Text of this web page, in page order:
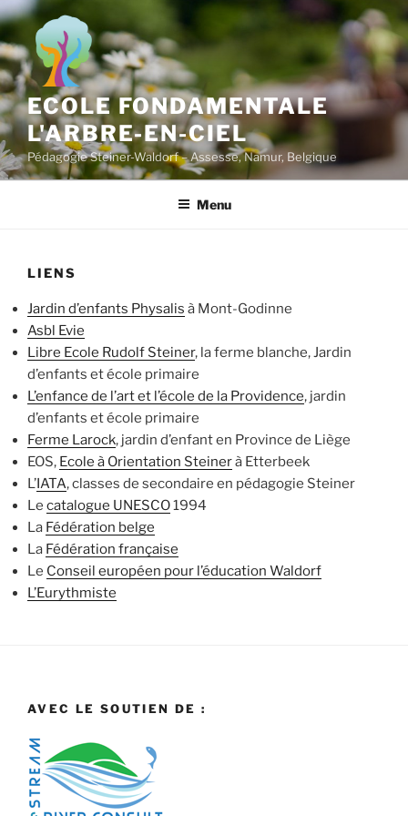
Aller
au
contenu
principal
ECOLE FONDAMENTALE
L'ARBRE-EN-CIEL
Pédagogie Steiner-Waldorf – Assesse, Namur, Belgique
Menu
LIENS
Jardin d’enfants Physalis à Mont-Godinne
Asbl Evie
Libre Ecole Rudolf Steiner, la ferme blanche, Jardin
d’enfants et école primaire
L’enfance de l’art et l’école de la Providence, jardin
d’enfants et école primaire
Ferme Larock, jardin d’enfant en Province de Liège
EOS, Ecole à Orientation Steinerà Etterbeek
L’IATA, classes de secondaire en pédagogie Steiner
Le catalogue UNESCO1994
La Fédération belge
La Fédération française
Le Conseil européen pour l’éducation Waldorf
L’Eurythmiste
AVEC LE SOUTIEN DE :